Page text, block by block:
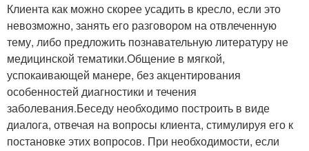
Клиента как можно скорее усадить в кресло, если это
невозможно, занять его разговором на отвлеченную
тему, либо предложить познавательную литературу не
медицинской тематики.Общение в мягкой,
успокаивающей манере, без акцентирования
особенностей диагностики и течения
заболевания.Беседу необходимо построить в виде
диалога, отвечая на вопросы клиента, стимулируя его к
постановке этих вопросов. При необходимости, если